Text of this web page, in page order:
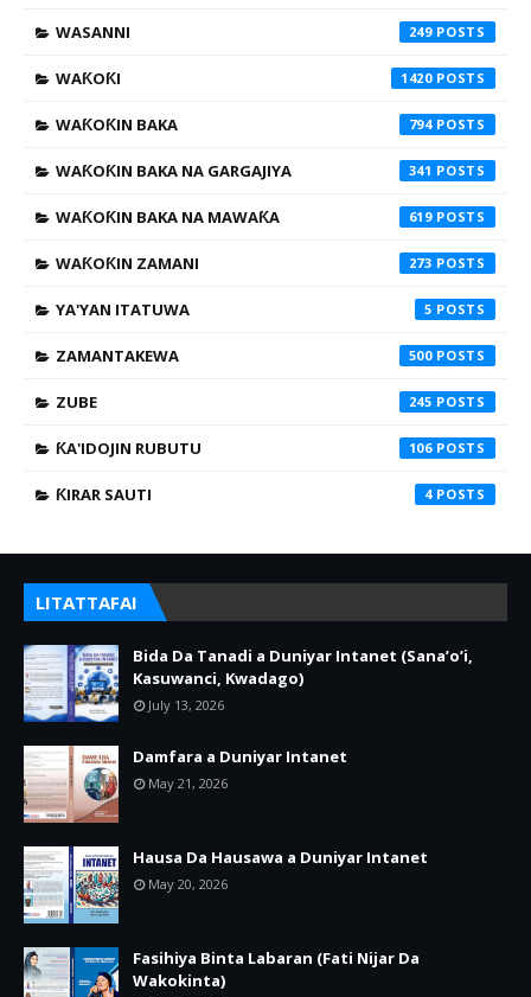
WASANNI 249
WAƘOƘI 1420
WAƘOƘIN BAKA 794
WAƘOƘIN BAKA NA GARGAJIYA 341
WAƘOƘIN BAKA NA MAWAƘA 619
WAƘOƘIN ZAMANI 273
YA'YAN ITATUWA 5
ZAMANTAKEWA 500
ZUBE 245
ƘA'IDOJIN RUBUTU 106
ƘIRAR SAUTI 4
LITATTAFAI
Bida Da Tanadi a Duniyar Intanet (Sana’o’i,
Kasuwanci, Kwadago)
July 13, 2026
Damfara a Duniyar Intanet
May 21, 2026
Hausa Da Hausawa a Duniyar Intanet
May 20, 2026
Fasihiya Binta Labaran (Fati Nijar Da
Wakokinta)